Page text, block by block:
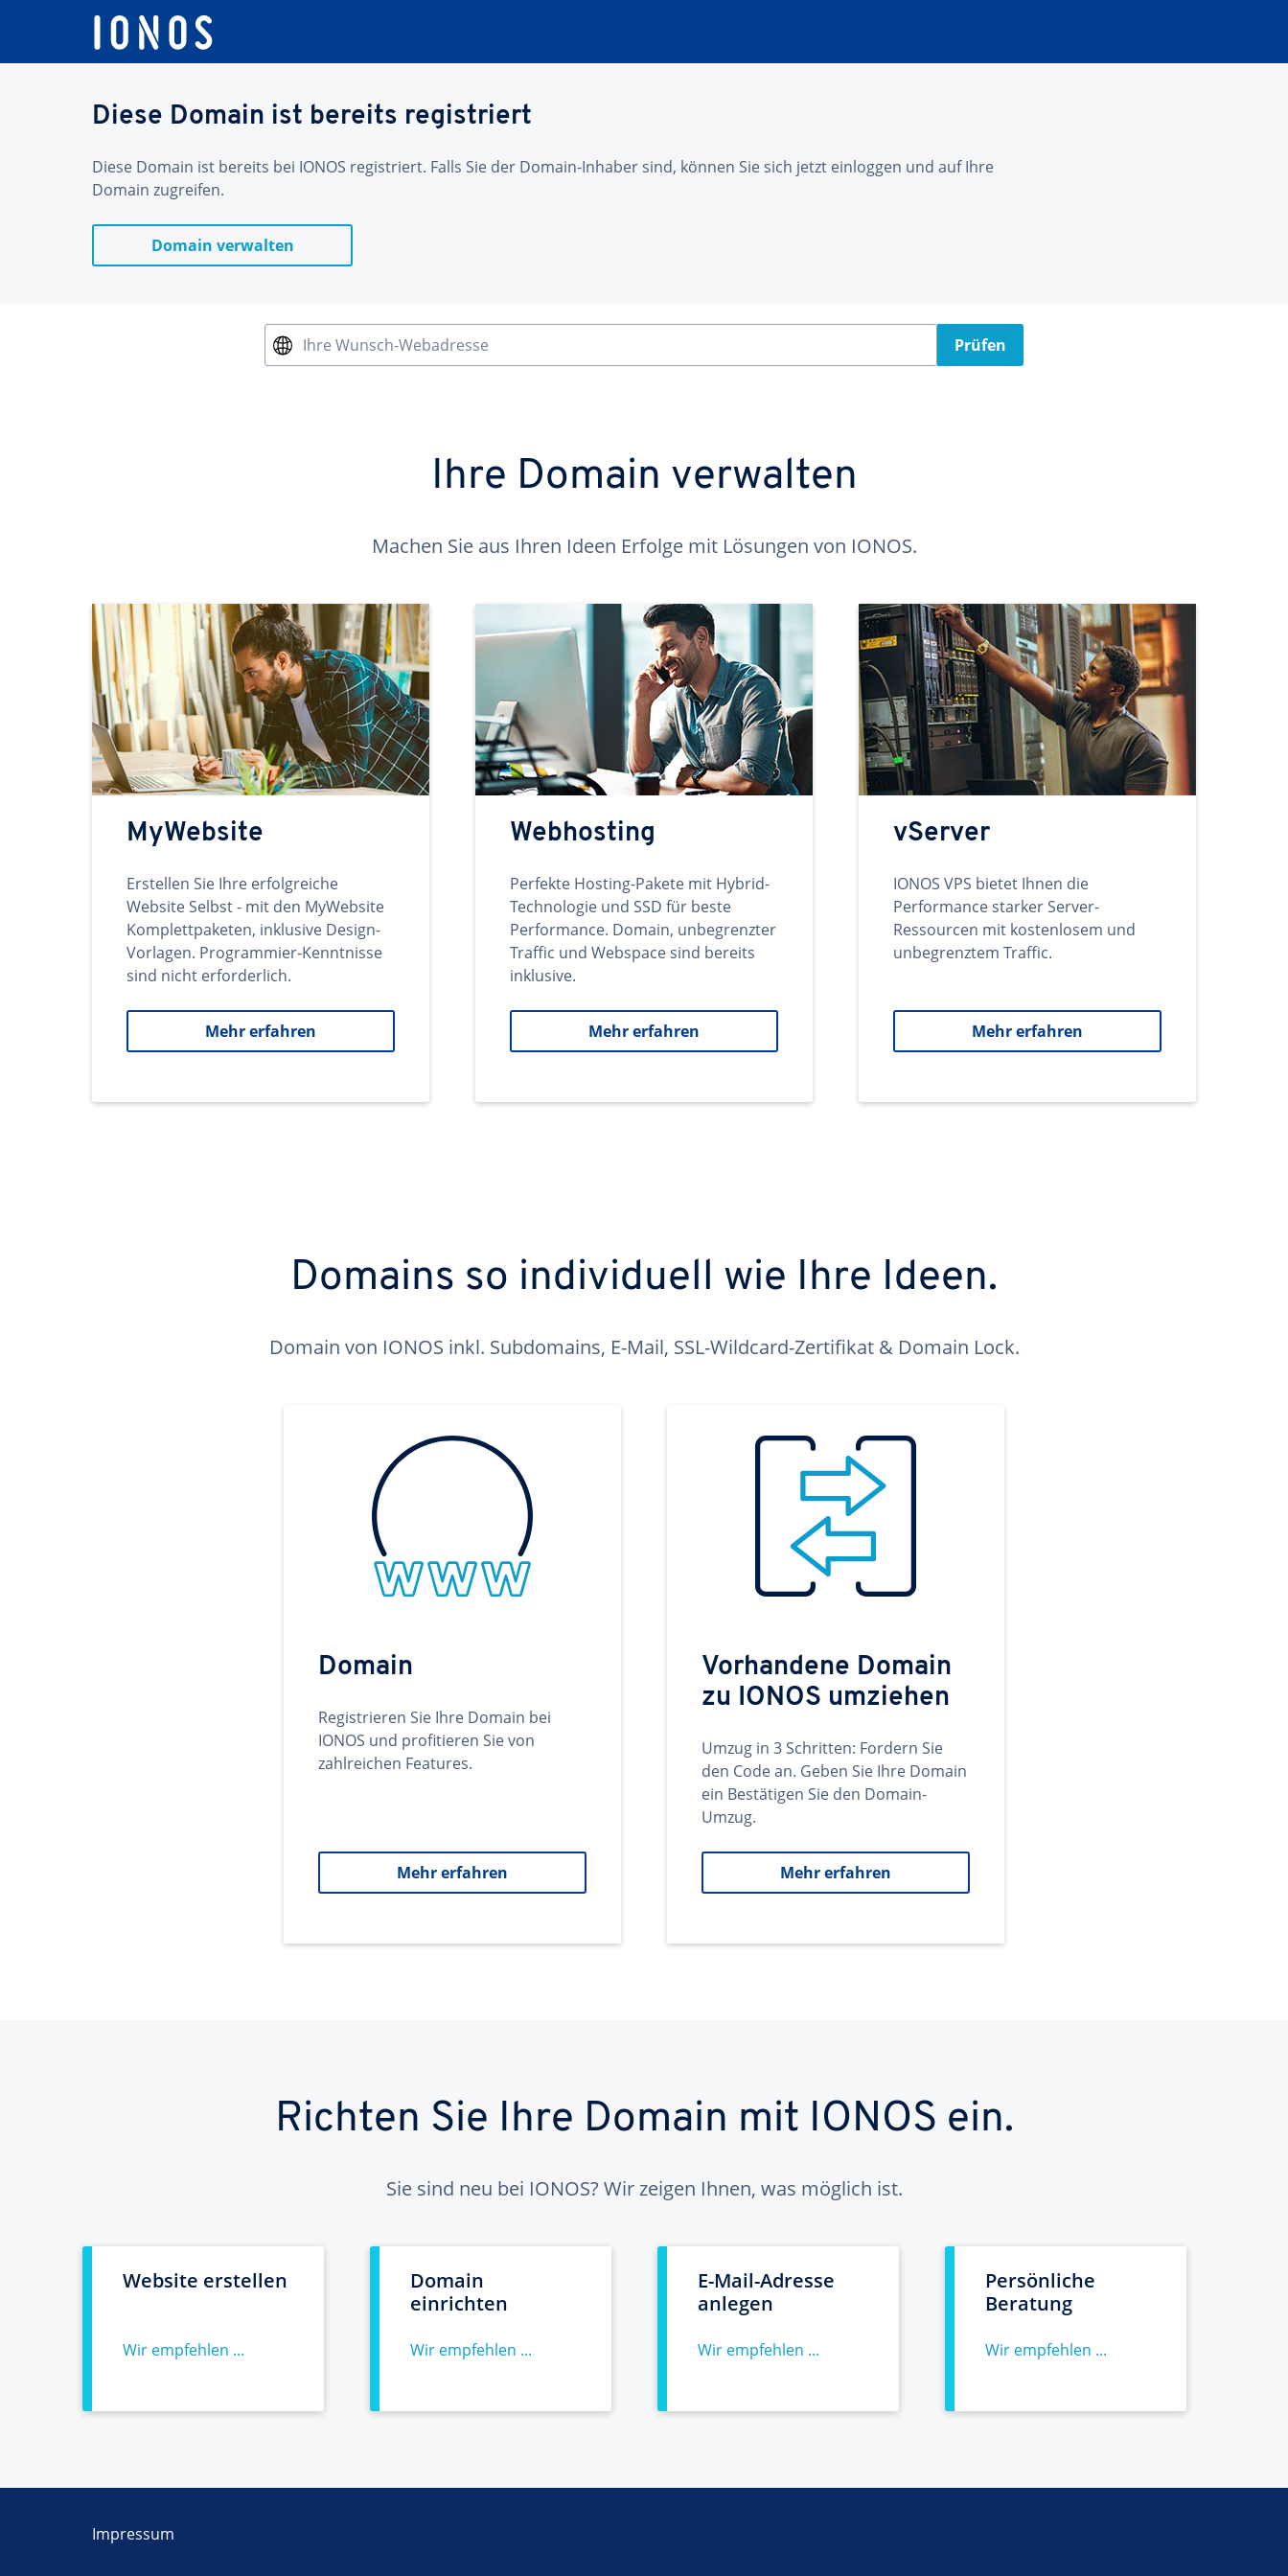
Diese Domain ist bereits registriert
Diese Domain ist bereits bei IONOS registriert. Falls Sie der Domain-Inhaber sind, können Sie sich jetzt einloggen und auf Ihre
Domain zugreifen.
Domain verwalten
Ihre Wunsch-Webadresse Prüfen
Ihre Domain verwalten
Machen Sie aus Ihren Ideen Erfolge mit Lösungen von IONOS.
MyWebsite
Erstellen Sie Ihre erfolgreiche
Website Selbst - mit den MyWebsite
Komplettpaketen, inklusive Design-
Vorlagen. Programmier-Kenntnisse
sind nicht erforderlich.
Mehr erfahren
Webhosting
Perfekte Hosting-Pakete mit Hybrid-
Technologie und SSD für beste
Performance. Domain, unbegrenzter
Traffic und Webspace sind bereits
inklusive.
Mehr erfahren
vServer
IONOS VPS bietet Ihnen die
Performance starker Server-
Ressourcen mit kostenlosem und
unbegrenztem Traffic.
Mehr erfahren
Domains so individuell wie Ihre Ideen.
Domain von IONOS inkl. Subdomains, E-Mail, SSL-Wildcard-Zertifikat & Domain Lock.
Domain
Registrieren Sie Ihre Domain bei
IONOS und profitieren Sie von
zahlreichen Features.
Mehr erfahren
Vorhandene Domain
zu IONOS umziehen
Umzug in 3 Schritten: Fordern Sie
den Code an. Geben Sie Ihre Domain
ein Bestätigen Sie den Domain-
Umzug.
Mehr erfahren
Richten Sie Ihre Domain mit IONOS ein.
Sie sind neu bei IONOS? Wir zeigen Ihnen, was möglich ist.
Website erstellen
Wir empfehlen ...
Domain
einrichten
Wir empfehlen ...
E-Mail-Adresse
anlegen
Wir empfehlen ...
Persönliche
Beratung
Wir empfehlen ...
Impressum